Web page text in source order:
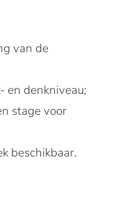
van de
en denkniveau;
stage voor
beschikbaar.